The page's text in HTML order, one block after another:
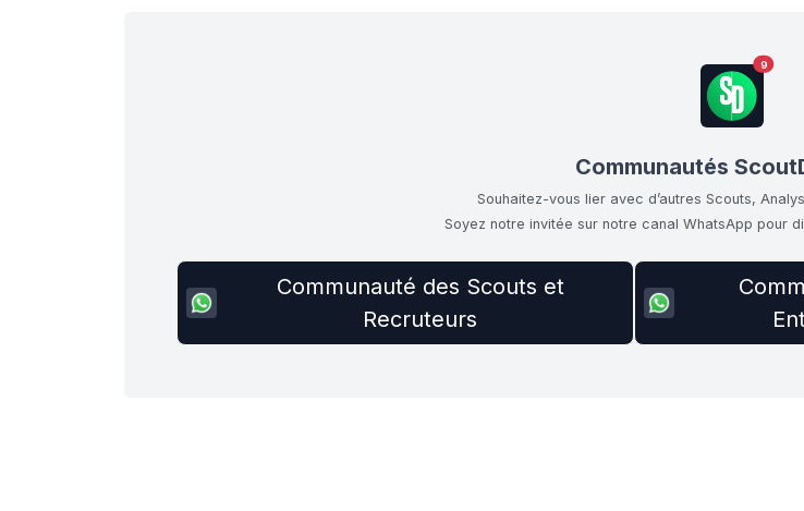
9
Communautés
Souhaitez-vous lier avec d’autres Scouts,
Soyez notre invitée sur notre canal WhatsApp pour
Communauté des Scouts et
Recruteurs